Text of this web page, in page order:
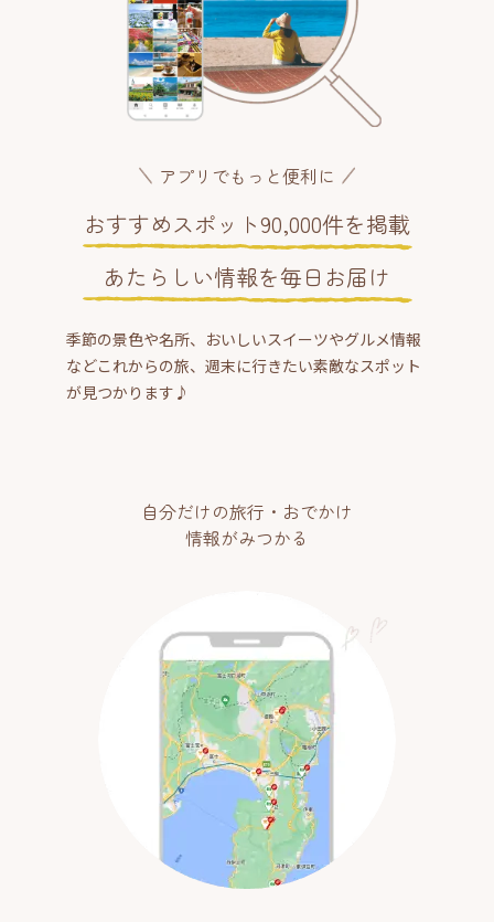
アプリでもっと便利に
おすすめスポット90,000件を掲載
あたらしい情報を毎日お届け
季節の景色や名所、おいしいスイーツやグルメ情報
などこれからの旅、週末に行きたい素敵なスポット
が見つかります♪
自分だけの旅行・おでかけ
情報がみつかる